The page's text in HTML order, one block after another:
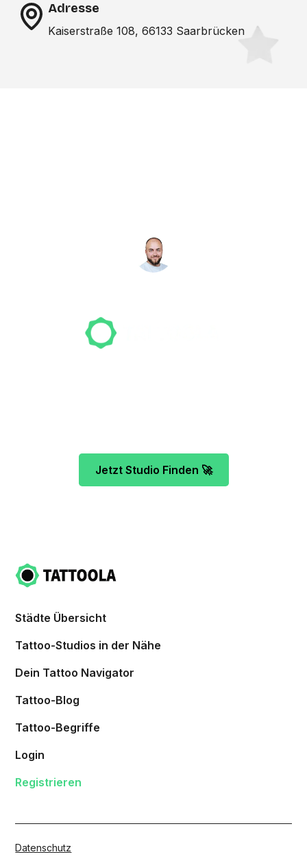
Adresse
Kaiserstraße 108, 66133 Saarbrücken
Jetzt Studio Finden 🚀
Städte Übersicht
Tattoo-Studios in der Nähe
Dein Tattoo Navigator
Tattoo-Blog
Tattoo-Begriffe
Login
Registrieren
Datenschutz